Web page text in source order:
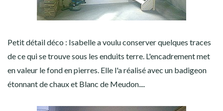
Petit détail déco : Isabelle a voulu conserver quelques traces
de ce qui se trouve sous les enduits terre. L'encadrement met
en valeur le fond en pierres. Elle l'a réalisé avec un badigeon
étonnant de chaux et Blanc de Meudon....